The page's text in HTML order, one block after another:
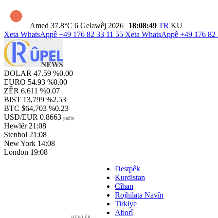
Amed 37.8°C 6 Gelawêj 2026 18:08:51 TR KU
Xeta WhatsAppê +49 176 82 33 11 55 Xeta WhatsAppê +49 176 82
DOLAR 47.59 %0.00
EURO 54.93 %0.00
ZÊR 6,611 %0.07
BIST 13,799 %2.53
BTC $64,703 %0.23
USD/EUR 0.8663 parîte
Hewlêr 21:08
Stenbol 21:08
New York 14:08
London 19:08
Destpêk
Kurdistan
Cîhan
Rojhilata Navîn
Tirkiye
Aborî